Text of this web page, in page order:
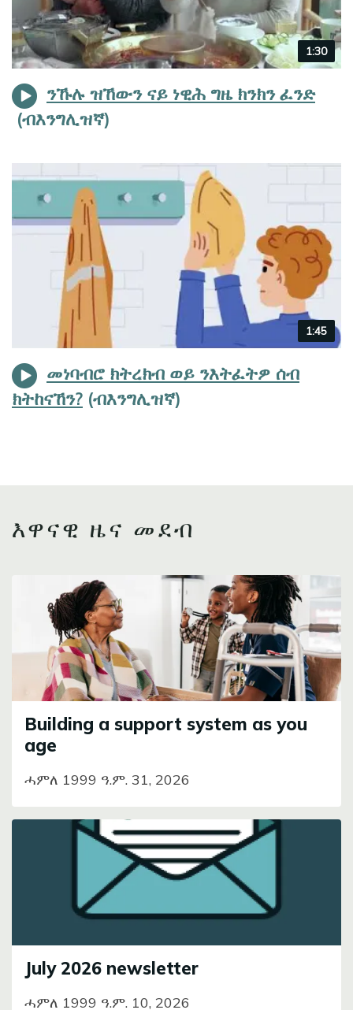
Video
duration
1:30
ንኹሉ ዝኸውን ናይ ነዊሕ ግዜ ክንክን ፈንድ
Video
duration
1:45
መነባብሮ ክትረክብ ወይ ንእትፈትዎ ሰብ
ክትከናኸን?
እዋናዊ ዜና መደብ
Building a support system as you
age
ሓምለ 1999 ዓ.ም. 31, 2026
July 2026 newsletter
ሓምለ 1999 ዓ.ም. 10, 2026